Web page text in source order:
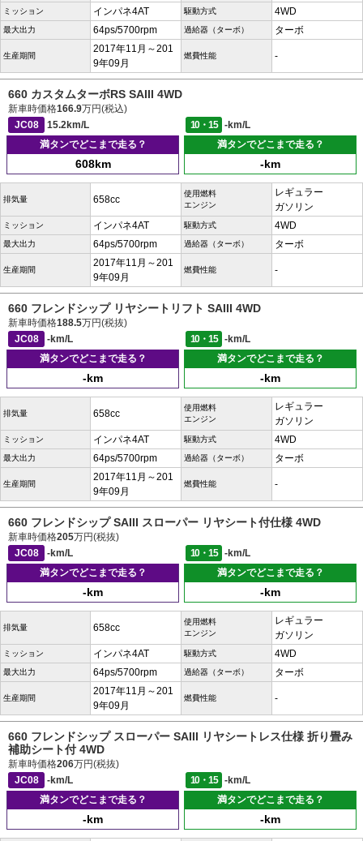
ミッション インパネ4AT 駆動方式 4WD
最大出力 64ps/5700rpm 過給器（ターボ） ターボ
生産期間
2017年11月～201
9年09月
燃費性能 -
660 カスタムターボRS SAIII 4WD
新車時価格166.9万円(税込)
JC08
15.2km/L 10・15
-km/L
満タンでどこまで走る？
608km
満タンでどこまで走る？
-km
排気量 658cc
使用燃料
エンジン
レギュラー
ガソリン
ミッション インパネ4AT 駆動方式 4WD
最大出力 64ps/5700rpm 過給器（ターボ） ターボ
生産期間
2017年11月～201
9年09月
燃費性能 -
660 フレンドシップ リヤシートリフト SAIII 4WD
新車時価格188.5万円(税抜)
JC08
-km/L 10・15
-km/L
満タンでどこまで走る？
-km
満タンでどこまで走る？
-km
排気量 658cc
使用燃料
エンジン
レギュラー
ガソリン
ミッション インパネ4AT 駆動方式 4WD
最大出力 64ps/5700rpm 過給器（ターボ） ターボ
生産期間
2017年11月～201
9年09月
燃費性能 -
660 フレンドシップ SAIII スローパー リヤシート付仕様 4WD
新車時価格205万円(税抜)
JC08
-km/L 10・15
-km/L
満タンでどこまで走る？
-km
満タンでどこまで走る？
-km
排気量 658cc
使用燃料
エンジン
レギュラー
ガソリン
ミッション インパネ4AT 駆動方式 4WD
最大出力 64ps/5700rpm 過給器（ターボ） ターボ
生産期間
2017年11月～201
9年09月
燃費性能 -
660 フレンドシップ スローパー SAIII リヤシートレス仕様 折り畳み
補助シート付 4WD
新車時価格206万円(税抜)
JC08
-km/L 10・15
-km/L
満タンでどこまで走る？
-km
満タンでどこまで走る？
-km